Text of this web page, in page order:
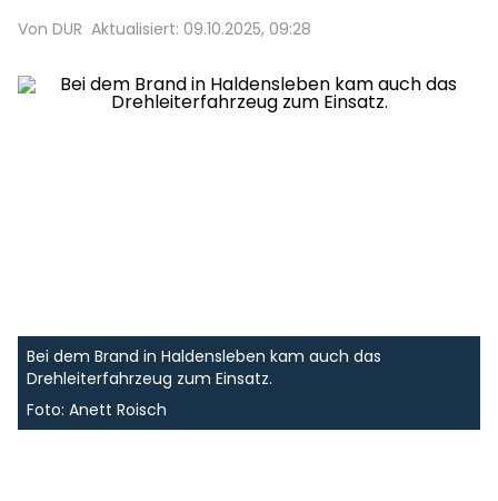
Von DUR Aktualisiert: 09.10.2025, 09:28
Bei dem Brand in Haldensleben kam auch das
Drehleiterfahrzeug zum Einsatz.
Foto: Anett Roisch